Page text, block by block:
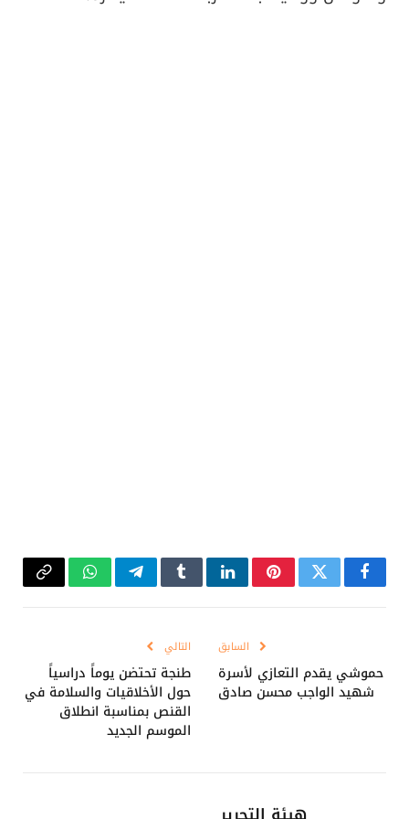
فيسبوكتويتر بينتيريستلينكدإنTumblrتيلقرامواتسابCopy
السابق
حموشي يقدم التعازي لأسرة
شهيد الواجب محسن صادق
التالي
طنجة تحتضن يوماً دراسياً
حول الأخلاقيات والسلامة في
القنص بمناسبة انطلاق
الموسم الجديد